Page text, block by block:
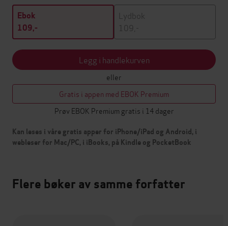
Ebok
109,-
Lydbok
109,-
Legg i handlekurven
eller
Gratis i appen med EBOK Premium
Prøv EBOK Premium gratis i 14 dager
Kan leses i våre gratis apper for iPhone/iPad og Android, i
webleser for Mac/PC, i iBooks, på Kindle og PocketBook
Flere bøker av samme forfatter